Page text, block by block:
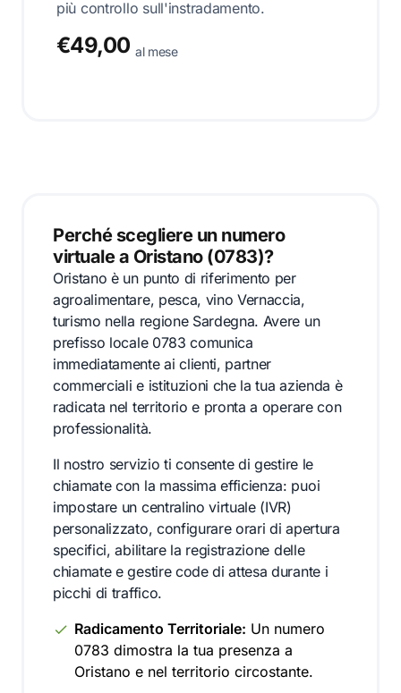
più controllo sull'instradamento.
€49,00 al mese
Perché scegliere un numero
virtuale a Oristano (0783)?
Oristano è un punto di riferimento per
agroalimentare, pesca, vino Vernaccia,
turismo nella regione Sardegna. Avere un
prefisso locale 0783 comunica
immediatamente ai clienti, partner
commerciali e istituzioni che la tua azienda è
radicata nel territorio e pronta a operare con
professionalità.
Il nostro servizio ti consente di gestire le
chiamate con la massima efficienza: puoi
impostare un centralino virtuale (IVR)
personalizzato, configurare orari di apertura
specifici, abilitare la registrazione delle
chiamate e gestire code di attesa durante i
picchi di traffico.
Radicamento Territoriale: Un numero
0783 dimostra la tua presenza a
Oristano e nel territorio circostante.